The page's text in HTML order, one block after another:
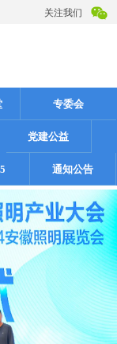
关注我们
专委会
党建公益
通知公告